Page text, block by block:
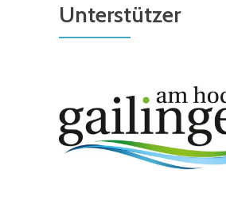
Unterstützer